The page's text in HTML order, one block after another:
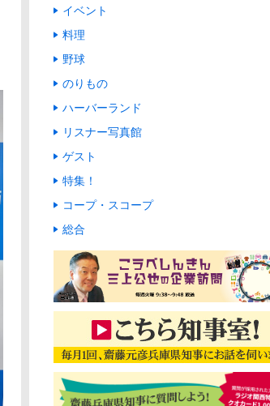
イベント
料理
野球
のりもの
ハーバーランド
リスナー写真館
ゲスト
特集！
コープ・スコープ
総合